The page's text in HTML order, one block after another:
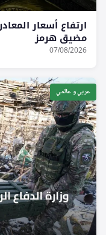
ارتفاع أسعار
مضيق هرمز
07/08/2026
عربي و عالمي